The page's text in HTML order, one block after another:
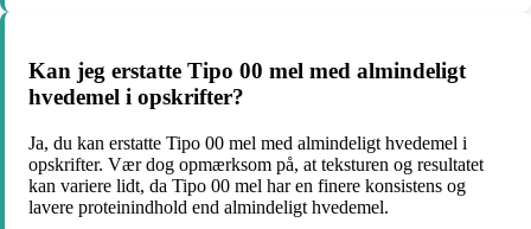
Kan jeg erstatte Tipo 00 mel med almindeligt
hvedemel i opskrifter?
Ja, du kan erstatte Tipo 00 mel med almindeligt hvedemel i
opskrifter. Vær dog opmærksom på, at teksturen og resultatet
kan variere lidt, da Tipo 00 mel har en finere konsistens og
lavere proteinindhold end almindeligt hvedemel.